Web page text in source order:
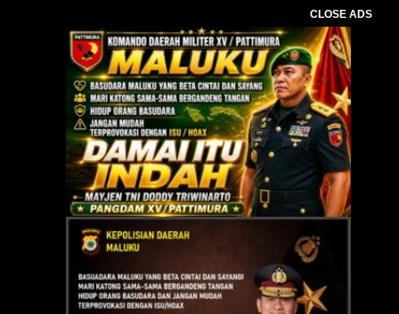
CLOSE ADS